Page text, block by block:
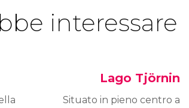
interessare
Lago Tjörnin
Situato in pieno centro a